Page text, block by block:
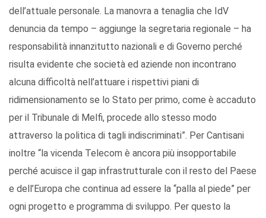
dell’attuale personale. La manovra a tenaglia che IdV
denuncia da tempo – aggiunge la segretaria regionale – ha
responsabilità innanzitutto nazionali e di Governo perché
risulta evidente che società ed aziende non incontrano
alcuna difficoltà nell’attuare i rispettivi piani di
ridimensionamento se lo Stato per primo, come è accaduto
per il Tribunale di Melfi, procede allo stesso modo
attraverso la politica di tagli indiscriminati”. Per Cantisani
inoltre “la vicenda Telecom è ancora più insopportabile
perché acuisce il gap infrastrutturale con il resto del Paese
e dell’Europa che continua ad essere la “palla al piede” per
ogni progetto e programma di sviluppo. Per questo la